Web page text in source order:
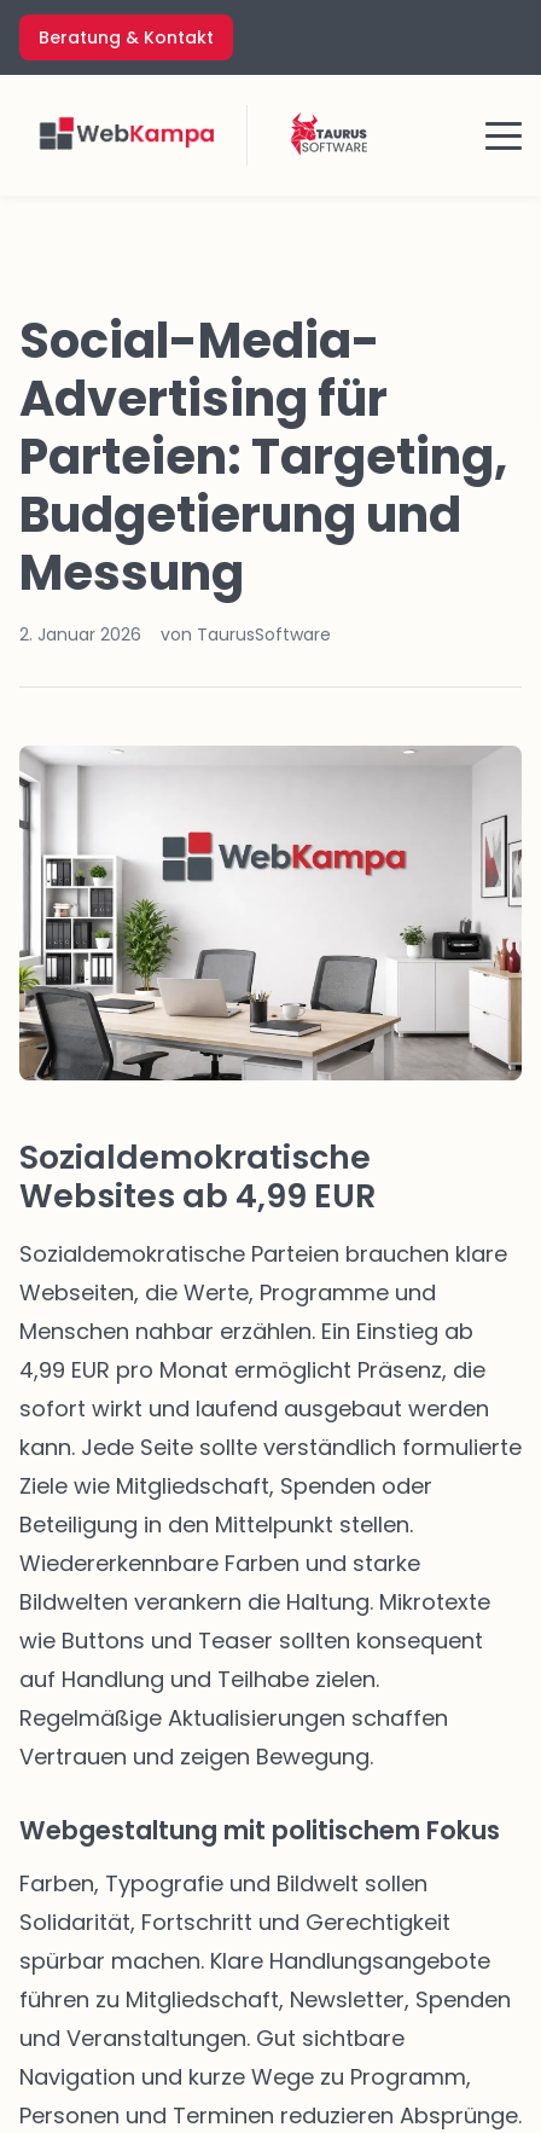
Zum
Inhalt
springen
Beratung & Kontakt
Menü
Social-Media-
Advertising für
Parteien: Targeting,
Budgetierung und
Messung
2. Januar 2026 von TaurusSoftware
Sozialdemokratische
Websites ab 4,99 EUR
Sozialdemokratische Parteien brauchen klare
Webseiten, die Werte, Programme und
Menschen nahbar erzählen. Ein Einstieg ab
4,99 EUR pro Monat ermöglicht Präsenz, die
sofort wirkt und laufend ausgebaut werden
kann. Jede Seite sollte verständlich formulierte
Ziele wie Mitgliedschaft, Spenden oder
Beteiligung in den Mittelpunkt stellen.
Wiedererkennbare Farben und starke
Bildwelten verankern die Haltung. Mikrotexte
wie Buttons und Teaser sollten konsequent
auf Handlung und Teilhabe zielen.
Regelmäßige Aktualisierungen schaffen
Vertrauen und zeigen Bewegung.
Webgestaltung mit politischem Fokus
Farben, Typografie und Bildwelt sollen
Solidarität, Fortschritt und Gerechtigkeit
spürbar machen. Klare Handlungsangebote
führen zu Mitgliedschaft, Newsletter, Spenden
und Veranstaltungen. Gut sichtbare
Navigation und kurze Wege zu Programm,
Personen und Terminen reduzieren Absprünge.